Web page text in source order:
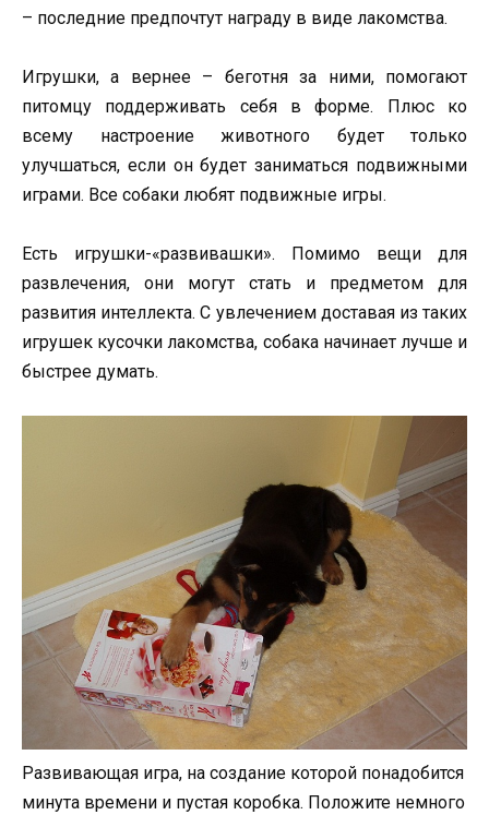
– последние предпочтут награду в виде лакомства.
Игрушки, а вернее – беготня за ними, помогают
питомцу поддерживать себя в форме. Плюс ко
всему настроение животного будет только
улучшаться, если он будет заниматься подвижными
играми. Все собаки любят подвижные игры.
Есть игрушки-«развивашки». Помимо вещи для
развлечения, они могут стать и предметом для
развития интеллекта. С увлечением доставая из таких
игрушек кусочки лакомства, собака начинает лучше и
быстрее думать.
Развивающая игра, на создание которой понадобится
минута времени и пустая коробка. Положите немного